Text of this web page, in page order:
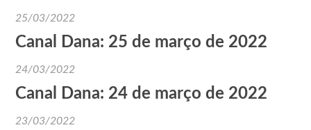
25/03/2022
Canal Dana: 25 de março de 2022
24/03/2022
Canal Dana: 24 de março de 2022
23/03/2022